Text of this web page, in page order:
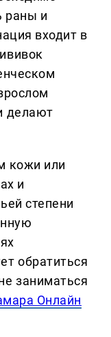
раны и
входит в
делают
кожи или
и
степени
обратиться
заниматься
Онлайн